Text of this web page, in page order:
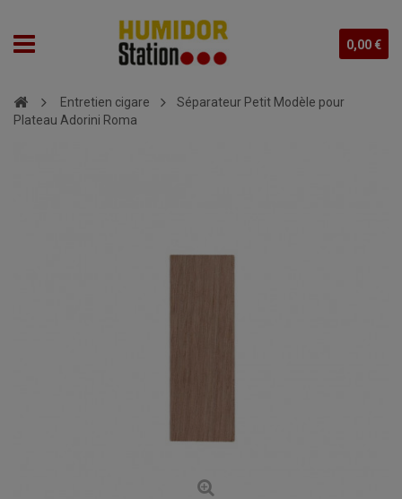
0,00 €
Entretien cigare
Séparateur Petit Modèle pour
Plateau Adorini Roma